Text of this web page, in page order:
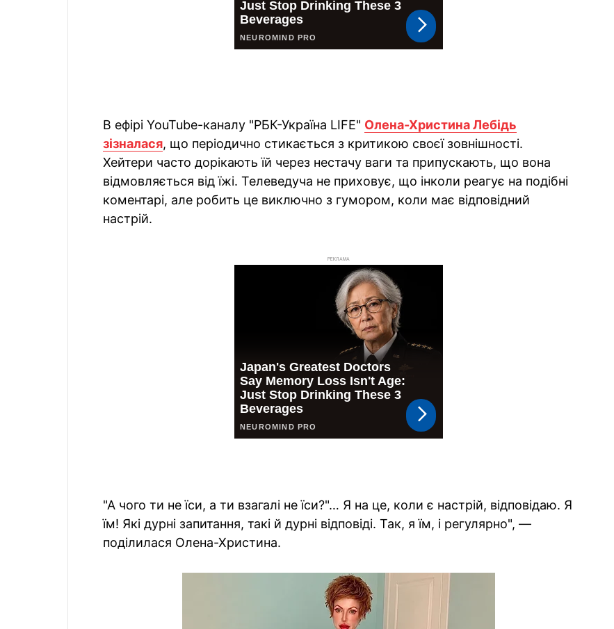
В ефірі YouTube-каналу "РБК-Україна LIFE" Олена-Христина Лебідь
зізналася, що періодично стикається з критикою своєї зовнішності.
Хейтери часто дорікають їй через нестачу ваги та припускають, що вона
відмовляється від їжі. Телеведуча не приховує, що інколи реагує на подібні
коментарі, але робить це виключно з гумором, коли має відповідний
настрій.
РЕКЛАМА
"А чого ти не їси, а ти взагалі не їси?"… Я на це, коли є настрій, відповідаю. Я
їм! Які дурні запитання, такі й дурні відповіді. Так, я їм, і регулярно", —
поділилася Олена-Христина.